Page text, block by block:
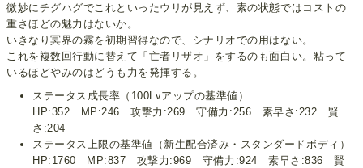
微妙にチグハグでこれといったウリが見えず、素の状態ではコストの
重さほどの魅力はないか。
いきなり冥界の霧を初期習得なので、シナリオでの用はない。
これを複数回行動に替えて「亡者リザオ」をするのも面白い。粘って
いるほどやみのはどうも力を発揮する。
ステータス成長率（100Lvアップの基準値）
HP:352 MP:246 攻撃力:269 守備力:256 素早さ:232 賢
さ:204
ステータス上限の基準値（新生配合済み・スタンダードボディ）
HP:1760 MP:837 攻撃力:969 守備力:924 素早さ:836 賢